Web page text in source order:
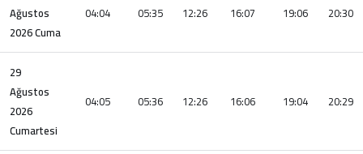
Ağustos
2026 Cuma
04:04 05:35 12:26 16:07 19:06 20:30
29
Ağustos
2026
Cumartesi
04:05 05:36 12:26 16:06 19:04 20:29